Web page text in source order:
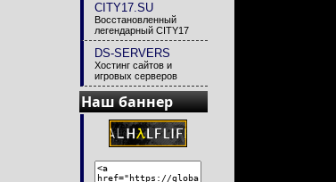
CITY17.SU
Восстановленный
легендарный CITY17
DS-SERVERS
Хостинг сайтов и
игровых серверов
Наш баннер